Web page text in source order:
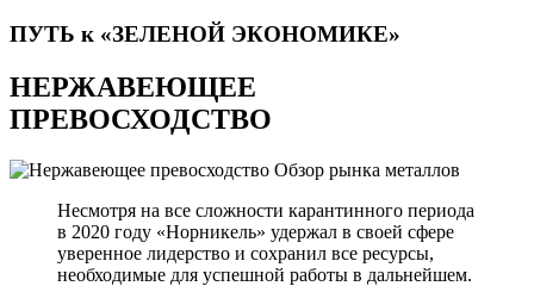
ПУТЬ к «ЗЕЛЕНОЙ ЭКОНОМИКЕ»
НЕРЖАВЕЮЩЕЕ
ПРЕВОСХОДСТВО
Обзор рынка металлов
Несмотря на все сложности карантинного периода
в 2020 году «Норникель» удержал в своей сфере
уверенное лидерство и сохранил все ресурсы,
необходимые для успешной работы в дальнейшем.